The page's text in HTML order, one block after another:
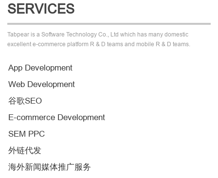
SERVICES
Tabpear is a Software Technology Co., Ltd which has many domestic
excellent e-commerce platform R & D teams and mobile R & D teams.
App Development
Web Development
谷歌SEO
E-commerce Development
SEM PPC
外链代发
海外新闻媒体推广服务